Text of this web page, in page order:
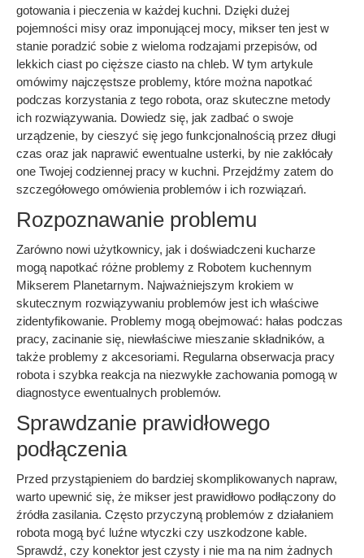
gotowania i pieczenia w każdej kuchni. Dzięki dużej
pojemności misy oraz imponującej mocy, mikser ten jest w
stanie poradzić sobie z wieloma rodzajami przepisów, od
lekkich ciast po cięższe ciasto na chleb. W tym artykule
omówimy najczęstsze problemy, które można napotkać
podczas korzystania z tego robota, oraz skuteczne metody
ich rozwiązywania. Dowiedz się, jak zadbać o swoje
urządzenie, by cieszyć się jego funkcjonalnością przez długi
czas oraz jak naprawić ewentualne usterki, by nie zakłócały
one Twojej codziennej pracy w kuchni. Przejdźmy zatem do
szczegółowego omówienia problemów i ich rozwiązań.
Rozpoznawanie problemu
Zarówno nowi użytkownicy, jak i doświadczeni kucharze
mogą napotkać różne problemy z Robotem kuchennym
Mikserem Planetarnym. Najważniejszym krokiem w
skutecznym rozwiązywaniu problemów jest ich właściwe
zidentyfikowanie. Problemy mogą obejmować: hałas podczas
pracy, zacinanie się, niewłaściwe mieszanie składników, a
także problemy z akcesoriami. Regularna obserwacja pracy
robota i szybka reakcja na niezwykłe zachowania pomogą w
diagnostyce ewentualnych problemów.
Sprawdzanie prawidłowego
podłączenia
Przed przystąpieniem do bardziej skomplikowanych napraw,
warto upewnić się, że mikser jest prawidłowo podłączony do
źródła zasilania. Często przyczyną problemów z działaniem
robota mogą być luźne wtyczki czy uszkodzone kable.
Sprawdź, czy konektor jest czysty i nie ma na nim żadnych